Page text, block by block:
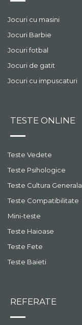
Jocuri cu masini
Jocuri Barbie
Jocuri fotbal
Jocuri de gatit
Jocuri cu impuscaturi
TESTE ONLINE
Teste Vedete
Teste Psihologice
Teste Cultura Generala
Teste Compatibilitate
Mini-teste
Teste Haioase
Teste Fete
Teste Baieti
REFERATE